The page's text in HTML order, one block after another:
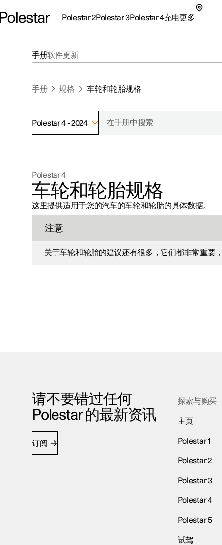
Polestar 2Polestar 3Polestar 4充电更多
联系我们
极星官方二手车
探索Polestar 3
联系我们
公共充电
家庭充电
车主服务
新闻
注册新闻
（在新窗
手册软件更新
手册 规格 车轮和轮胎规格
Polestar 4 - 2024
Polestar 4
车轮和轮胎规格
这里提供适用于您的汽车的车轮和轮胎的具体数据。
注意
关于车轮和轮胎的建议还有很多，它们都非常重要
请不要错过任何
Polestar 的最新资讯
订阅
探索与购买
主页
Polestar 1
Polestar 2
Polestar 3
Polestar 4
Polestar 5
试驾